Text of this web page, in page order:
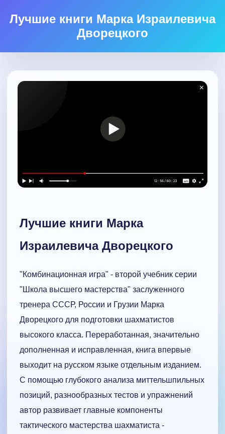
Лучшие книги Марка Израилевича
Дворецкого
Лучшие книги Марка
Израилевича Дворецкого
"Комбинационная игра" - второй учебник серии
"Школа высшего мастерства" заслуженного
тренера СССР, России и Грузии Марка
Дворецкого для подготовки шахматистов
высокого класса. Переработанная, значительно
дополненная и исправленная, книга впервые
выходит на русском языке отдельным изданием.
С помощью глубокого анализа миттельшпильных
позиций, разнообразных тестов и упражнений
автор развивает главные компоненты
тактического мастерства шахматиста -